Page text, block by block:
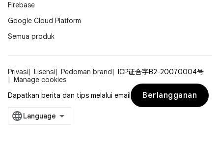
Firebase
Google Cloud Platform
Semua produk
Privasi Lisensi Pedoman brand
ICP证合字B2-20070004号
Manage cookies
Dapatkan berita dan tips melalui email
Berlangganan